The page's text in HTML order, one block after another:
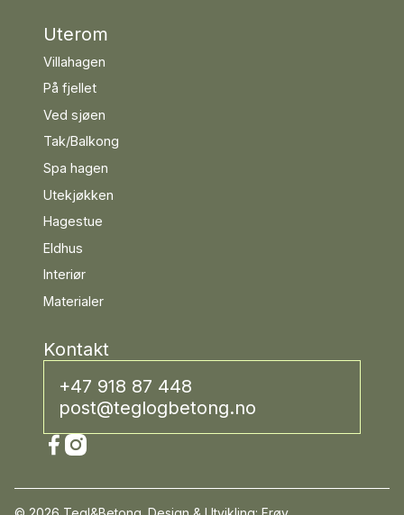
Uterom
Villahagen
På fjellet
Ved sjøen
Tak/Balkong
Spa hagen
Utekjøkken
Hagestue
Eldhus
Interiør
Materialer
Kontakt
+47 918 87 448
post@teglogbetong.no